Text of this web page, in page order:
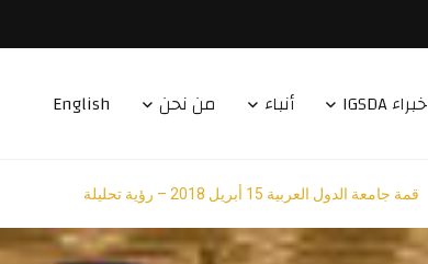
خبراء IGSDA أنباء من نحن English
قمة جامعة الدول العربية 15 أبريل 2018 – رؤية تحليلة